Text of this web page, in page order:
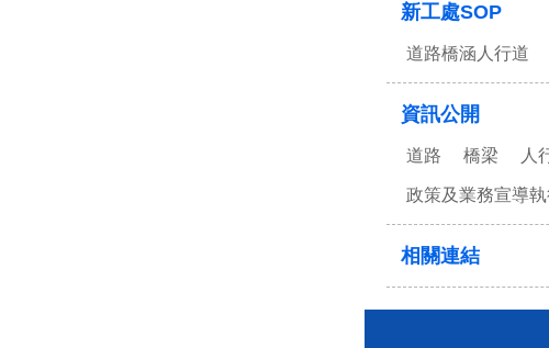
新工處SOP
道路橋涵人行道
資訊公開
道路 橋梁 人
政策及業務宣導
相關連結